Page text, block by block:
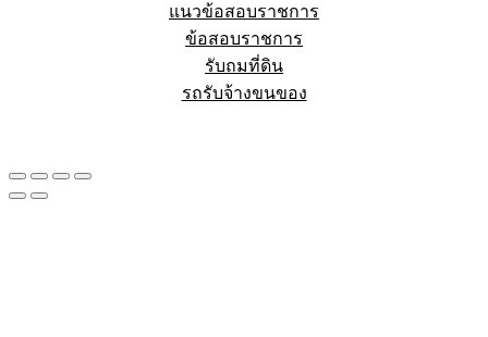
แนวข้อสอบราชการ
ข้อสอบราชการ
รับถมที่ดิน
รถรับจ้างขนของ